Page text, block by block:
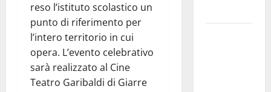
reso l’istituto scolastico un
punto di riferimento per
l’intero territorio in cui
opera. L’evento celebrativo
sarà realizzato al Cine
Teatro Garibaldi di Giarre